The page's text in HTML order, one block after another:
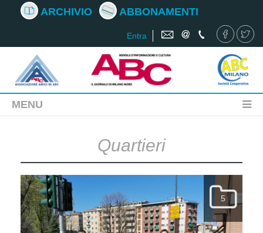
ARCHIVIO ABBONAMENTI
Entra
MENU
Quartieri
5